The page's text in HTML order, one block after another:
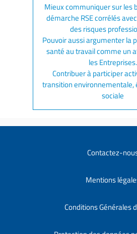
Mieux communiquer sur les
démarche RSE corrélés
des risques
Pouvoir aussi argumenter la
santé au travail comme un
les Entreprises.
Contribuer à participer
transition environnementale,
sociale
Contactez-
Mentions
Conditions Générales